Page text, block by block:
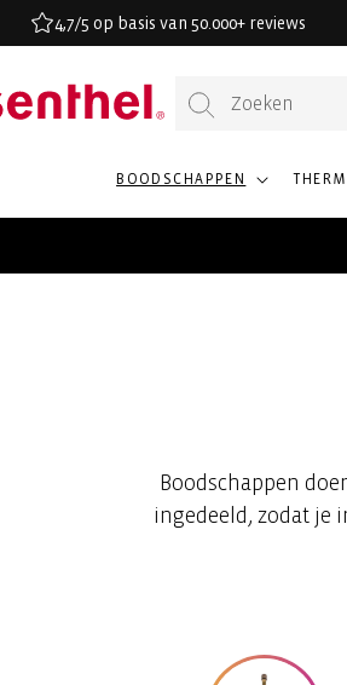
4,7/5 op basis van 50.000+ reviews
BOODSCHAPPEN
Boodschappen
ingedeeld, zodat je